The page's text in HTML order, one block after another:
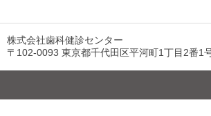
株式会社歯科健診センター
〒102-0093 東京都千代田区平河町1丁目2番1